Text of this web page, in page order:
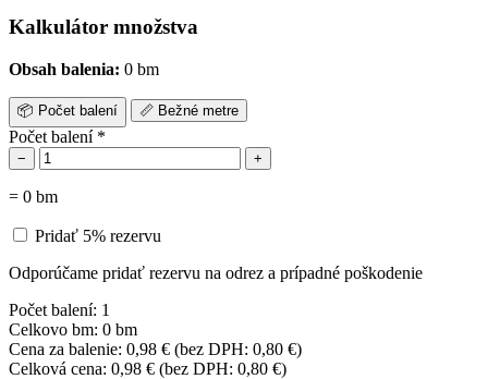
Kalkulátor množstva
Obsah balenia: 0 bm
📦 Počet balení 📏 Bežné metre
Počet balení *
− +
= 0 bm
Pridať 5% rezervu
Odporúčame pridať rezervu na odrez a prípadné poškodenie
Počet balení: 1
Celkovo bm: 0 bm
Cena za balenie: 0,98 € (bez DPH: 0,80 €)
Celková cena: 0,98 € (bez DPH: 0,80 €)